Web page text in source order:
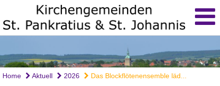
Home Aktuell 2026 Das Blockflötenensemble läd...